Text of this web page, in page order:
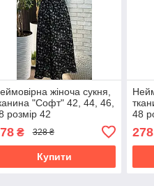
жіноча сукня,
"Софт" 42, 44, 46,
розмір 42
₴ 328 ₴
Купити
48
278